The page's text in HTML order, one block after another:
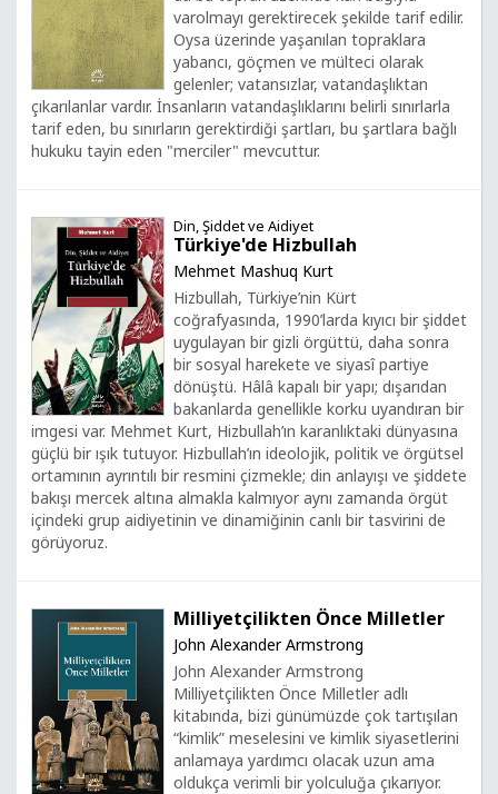
varolmayı gerektirecek şekilde tarif edilir.
Oysa üzerinde yaşanılan topraklara
yabancı, göçmen ve mülteci olarak
gelenler; vatansızlar, vatandaşlıktan
çıkarılanlar vardır. İnsanların vatandaşlıklarını belirli sınırlarla
tarif eden, bu sınırların gerektirdiği şartları, bu şartlara bağlı
hukuku tayin eden "merciler" mevcuttur.
Din, Şiddet ve Aidiyet
Türkiye'de Hizbullah
Mehmet Mashuq Kurt
Hizbullah, Türkiye’nin Kürt
coğrafyasında, 1990’larda kıyıcı bir şiddet
uygulayan bir gizli örgüttü, daha sonra
bir sosyal harekete ve siyasî partiye
dönüştü. Hâlâ kapalı bir yapı; dışarıdan
bakanlarda genellikle korku uyandıran bir
imgesi var. Mehmet Kurt, Hizbullah’ın karanlıktaki dünyasına
güçlü bir ışık tutuyor. Hizbullah’ın ideolojik, politik ve örgütsel
ortamının ayrıntılı bir resmini çizmekle; din anlayışı ve şiddete
bakışı mercek altına almakla kalmıyor aynı zamanda örgüt
içindeki grup aidiyetinin ve dinamiğinin canlı bir tasvirini de
görüyoruz.
Milliyetçilikten Önce Milletler
John Alexander Armstrong
John Alexander Armstrong
Milliyetçilikten Önce Milletler adlı
kitabında, bizi günümüzde çok tartışılan
“kimlik” meselesini ve kimlik siyasetlerini
anlamaya yardımcı olacak uzun ama
oldukça verimli bir yolculuğa çıkarıyor.